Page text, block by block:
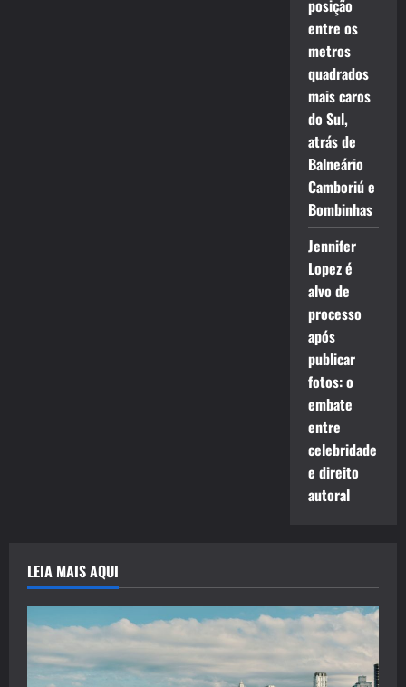
posição
entre os
metros
quadrados
mais caros
do Sul,
atrás de
Balneário
Camboriú e
Bombinhas
Jennifer
Lopez é
alvo de
processo
após
publicar
fotos: o
embate
entre
celebridade
e direito
autoral
LEIA MAIS AQUI